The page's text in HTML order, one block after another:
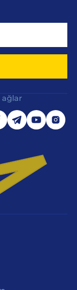
ağlar